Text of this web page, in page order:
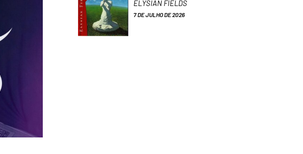
ELYSIAN FIELDS
7 DE JULHO DE 2026